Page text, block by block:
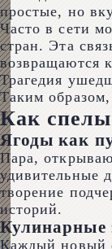
простые, но
Часто в сети
стран. Эта
возвращаются
Трагедия
Таким
Как
Ягоды как
Пара,
удивительные
творение
историй.
Кулинарные
Каждый новый